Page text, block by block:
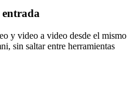
entrada
y video a video desde el mismo
sin saltar entre herramientas